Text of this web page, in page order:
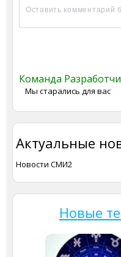
Команда
Мы старались для вас
Актуальные
Новости СМИ2
Новые